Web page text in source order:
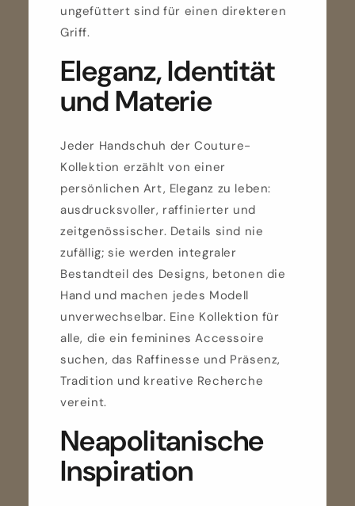
ungefüttert sind für einen direkteren
Griff.
Eleganz, Identität
und Materie
Jeder Handschuh der Couture-
Kollektion erzählt von einer
persönlichen Art, Eleganz zu leben:
ausdrucksvoller, raffinierter und
zeitgenössischer. Details sind nie
zufällig; sie werden integraler
Bestandteil des Designs, betonen die
Hand und machen jedes Modell
unverwechselbar. Eine Kollektion für
alle, die ein feminines Accessoire
suchen, das Raffinesse und Präsenz,
Tradition und kreative Recherche
vereint.
Neapolitanische
Inspiration